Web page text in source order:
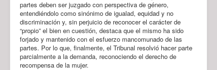
partes deben ser juzgado con perspectiva de género,
entendiéndolo como sinónimo de igualad, equidad y no
discriminación y, sin perjuicio de reconocer el carácter de
“propio” el bien en cuestión, destaca que el mismo ha sido
forjado y mantenido con el esfuerzo mancomunado de las
partes. Por lo que, finalmente, el Tribunal resolvió hacer parte
parcialmente a la demanda, reconociendo el derecho de
recompensa de la mujer.